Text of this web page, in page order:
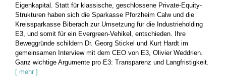
Eigenkapital. Statt für klassische, geschlossene Private-Equity-
Strukturen haben sich die Sparkasse Pforzheim Calw und die
Kreissparkasse Biberach zur Umsetzung für die Industrieholding
E3, und ­somit für ein Evergreen-Vehikel, entschieden. Ihre
Beweggründe schildern Dr. Georg ­Stickel und Kurt Hardt im
gemeinsamen Interview mit dem CEO von E3, Olivier Weddrien.
Ganz wichtige Argumente pro E3: Transparenz und Langfristigkeit.
[ mehr ]